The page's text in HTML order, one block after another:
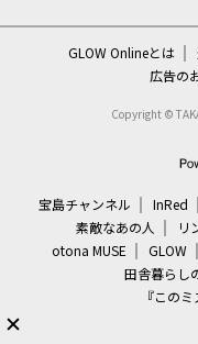
GLOW Onlineとは
広告の
Copyright ©
宝島チャンネル InRed
素敵なあの人
リ
otona MUSE
GLOW
田舎暮らし
『この